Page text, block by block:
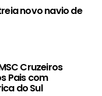
novo navio de
Cruzeiros
Pais com
do Sul